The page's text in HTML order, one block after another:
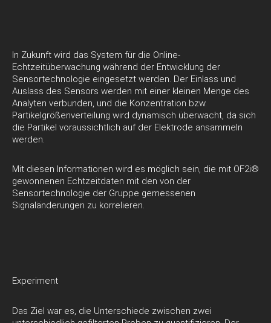
Experiment
Das Ziel war es, die Unterschiede zwischen zwei
In Zukunft wird das System für die Online-
Echtzeitüberwachung während der Entwicklung der
Sensortechnologie eingesetzt werden. Der Einlass und
Auslass des Sensors werden mit einer kleinen Menge des
Analyten verbunden, und die Konzentration bzw.
Partikelgrößenverteilung wird dynamisch überwacht, da sich
die Partikel voraussichtlich auf der Elektrode ansammeln
werden.
Mit diesen Informationen wird es möglich sein, die mit OF2i®
gewonnenen Echtzeitdaten mit den von der
Sensortechnologie der Gruppe gemessenen
Signaländerungen zu korrelieren.